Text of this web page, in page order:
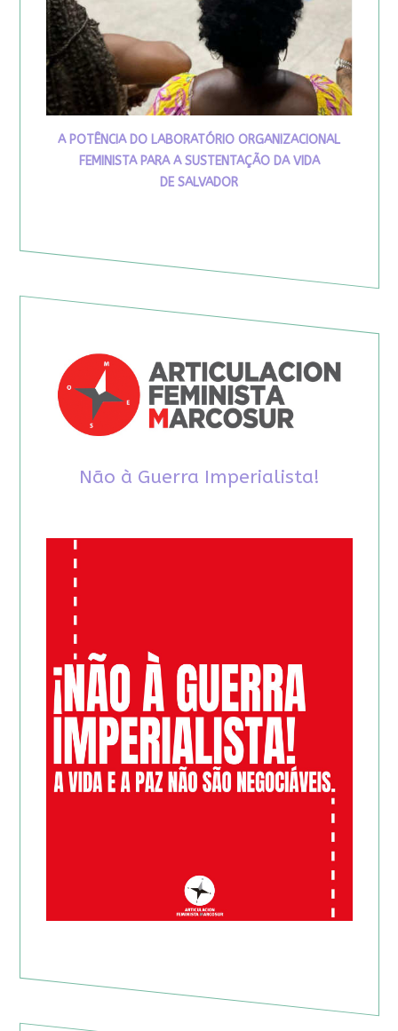
A POTÊNCIA DO LABORATÓRIO ORGANIZACIONAL
FEMINISTA PARA A SUSTENTAÇÃO DA VIDA
DE SALVADOR
Não à Guerra Imperialista!